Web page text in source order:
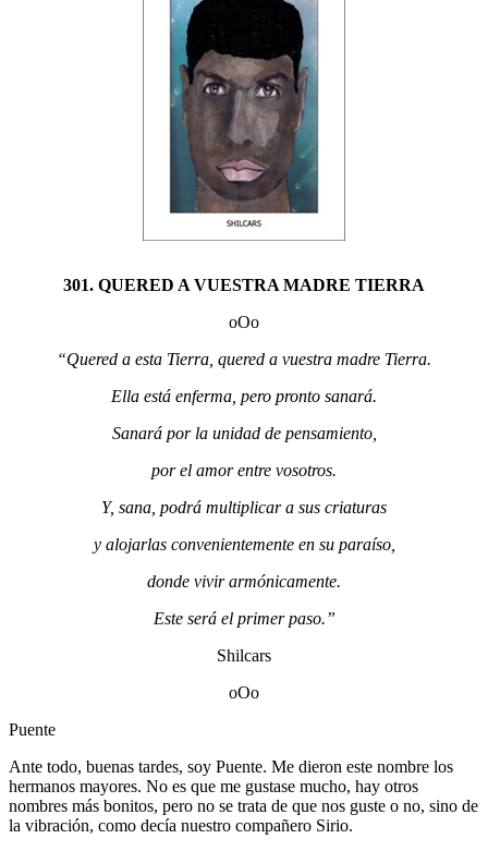
301. QUERED A VUESTRA MADRE TIERRA
oOo
“Quered a esta Tierra, quered a vuestra madre Tierra.
Ella está enferma, pero pronto sanará.
Sanará por la unidad de pensamiento,
por el amor entre vosotros.
Y, sana, podrá multiplicar a sus criaturas
y alojarlas convenientemente en su paraíso,
donde vivir armónicamente.
Este será el primer paso.”
Shilcars
oOo
Puente
Ante todo, buenas tardes, soy Puente. Me dieron este nombre los
hermanos mayores. No es que me gustase mucho, hay otros
nombres más bonitos, pero no se trata de que nos guste o no, sino de
la vibración, como decía nuestro compañero Sirio.